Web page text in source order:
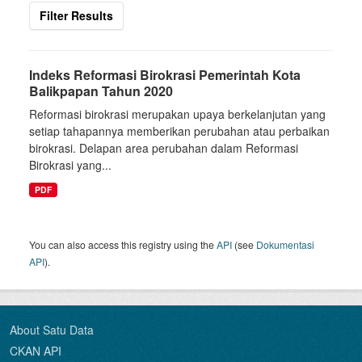
Filter Results
Indeks Reformasi Birokrasi Pemerintah Kota
Balikpapan Tahun 2020
Reformasi birokrasi merupakan upaya berkelanjutan yang
setiap tahapannya memberikan perubahan atau perbaikan
birokrasi. Delapan area perubahan dalam Reformasi
Birokrasi yang...
PDF
You can also access this registry using theAPI (see Dokumentasi
API).
About Satu Data
CKAN API